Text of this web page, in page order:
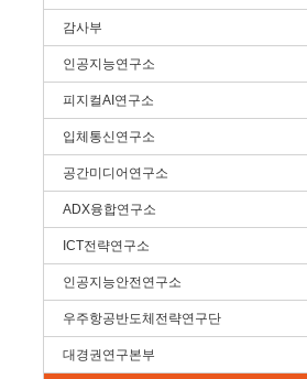
감사부
인공지능연구소
피지컬AI연구소
입체통신연구소
공간미디어연구소
ADX융합연구소
ICT전략연구소
인공지능안전연구소
우주항공반도체전략연구단
대경권연구본부